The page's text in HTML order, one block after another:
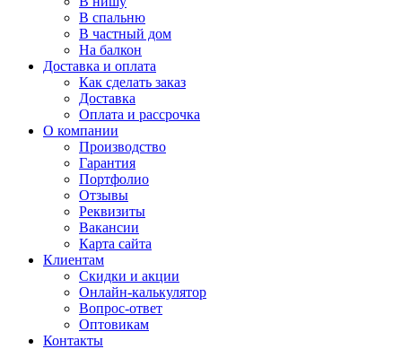
В спальню
В частный дом
На балкон
Доставка и оплата
Как сделать заказ
Доставка
Оплата и рассрочка
О компании
Производство
Гарантия
Портфолио
Отзывы
Реквизиты
Вакансии
Карта сайта
Клиентам
Скидки и акции
Онлайн-калькулятор
Вопрос-ответ
Оптовикам
Контакты